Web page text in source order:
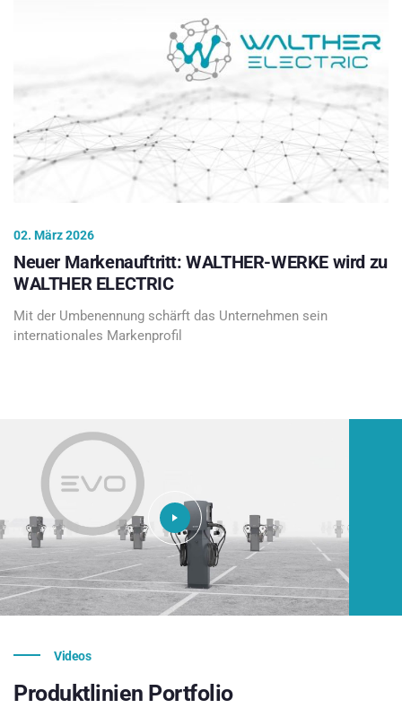
02. März 2026
Neuer Markenauftritt: WALTHER-WERKE wird zu
WALTHER ELECTRIC
Mit der Umbenennung schärft das Unternehmen sein
internationales Markenprofil
Videos
Produktlinien Portfolio